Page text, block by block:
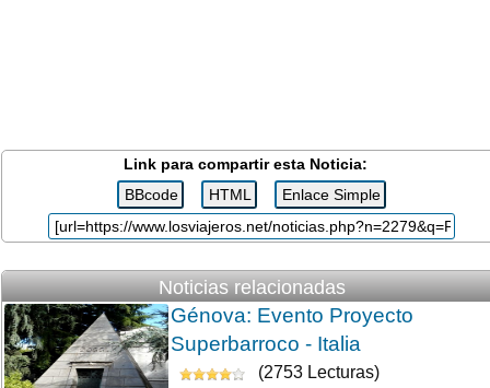
Link para compartir esta Noticia:
Noticias relacionadas
Génova: Evento Proyecto
Superbarroco - Italia
(2753 Lecturas)